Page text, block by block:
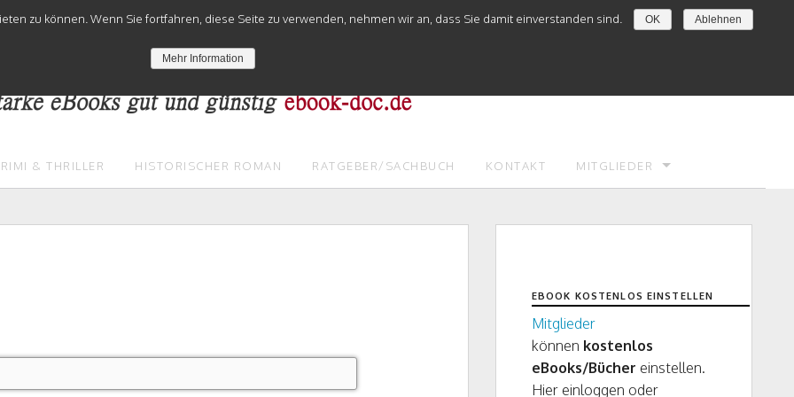
& THRILLER HISTORISCHER ROMAN RATGEBER/SACHBUCH KONTAKT MITGLIEDER
SO GEHT’S
EBOOK KOSTENLOS EINSTELLEN
Mitglieder
können kostenlos
eBooks/Bücher einstellen.
Hier einloggen oder
zu können. Wenn Sie fortfahren, diese Seite zu verwenden, nehmen wir an, dass Sie damit einverstanden sind. OK Ablehnen
Mehr Information